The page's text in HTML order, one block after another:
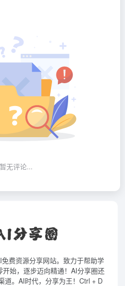
暂无评论...
费资源分享网站。致力于帮助学
始，逐步迈向精通！AI分享圈还
道。AI时代，分享为王！Ctrl + D